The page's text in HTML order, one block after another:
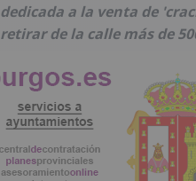
dedicada a la venta de
retirar de la calle más de